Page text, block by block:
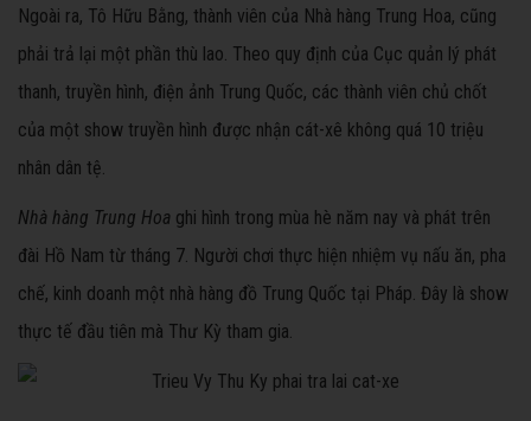
Ngoài ra, Tô Hữu Bằng, thành viên của Nhà hàng Trung Hoa, cũng
phải trả lại một phần thù lao. Theo quy định của Cục quản lý phát
thanh, truyền hình, điện ảnh Trung Quốc, các thành viên chủ chốt
của một show truyền hình được nhận cát-xê không quá 10 triệu
nhân dân tệ.
Nhà hàng Trung Hoa ghi hình trong mùa hè năm nay và phát trên
đài Hồ Nam từ tháng 7. Người chơi thực hiện nhiệm vụ nấu ăn, pha
chế, kinh doanh một nhà hàng đồ Trung Quốc tại Pháp. Đây là show
thực tế đầu tiên mà Thư Kỳ tham gia.